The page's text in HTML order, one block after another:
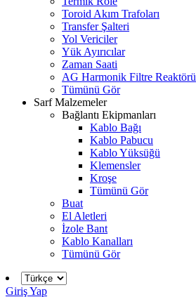
Toroid Akım Trafoları
Transfer Şalteri
Yol Vericiler
Yük Ayırıcılar
Zaman Saati
AG Harmonik Filtre Reaktörü
Tümünü Gör
Sarf Malzemeler
Bağlantı Ekipmanları
Kablo Bağı
Kablo Pabucu
Kablo Yüksüğü
Klemensler
Kroşe
Tümünü Gör
Buat
El Aletleri
İzole Bant
Kablo Kanalları
Tümünü Gör
Giriş Yap